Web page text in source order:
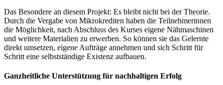
Das Besondere an diesem Projekt: Es bleibt nicht bei der Theorie.
Durch die Vergabe von Mikrokrediten haben die Teilnehmerinnen
die Möglichkeit, nach Abschluss des Kurses eigene Nähmaschinen
und weitere Materialien zu erwerben. So können sie das Gelernte
direkt umsetzen, eigene Aufträge annehmen und sich Schritt für
Schritt eine selbstständige Existenz aufbauen.
Ganzheitliche Unterstützung für nachhaltigen Erfolg